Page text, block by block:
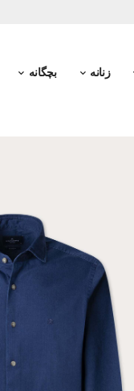
زنانه بچگانه